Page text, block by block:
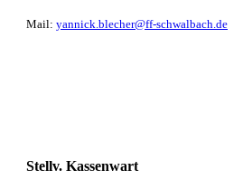
Mail: yannick.blecher@ff-schwalbach.de
Stellv. Kassenwart